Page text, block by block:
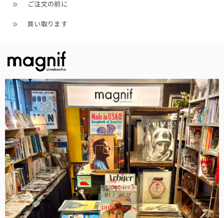
ご注文の前に
買い取ります